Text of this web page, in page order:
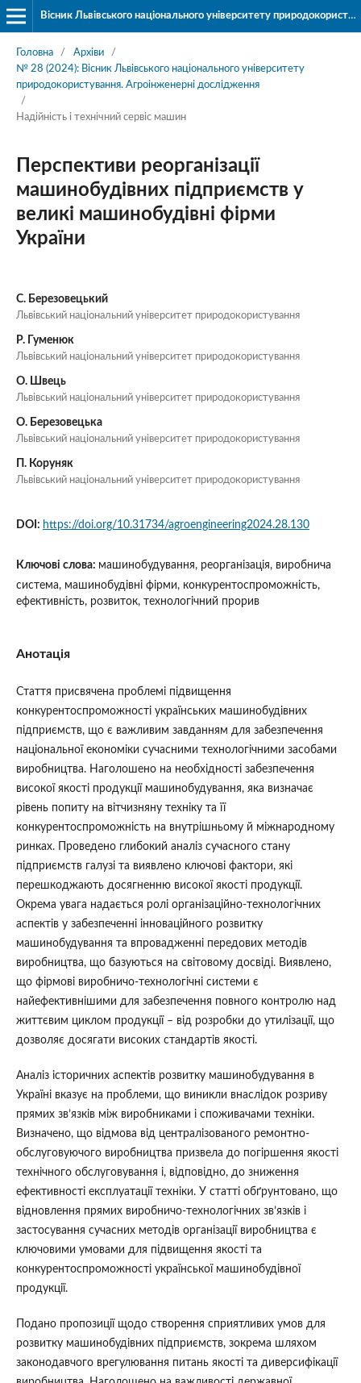
Вісник Львівського національного університету природокористування. Серія «Агроінженерні дослідження»
Головна / Архіви
/
№ 28 (2024): Вісник Львівського національного університету
природокористування. Агроінженерні дослідження
/
Надійність і технічний сервіс машин
Перспективи реорганізації
машинобудівних підприємств у
великі машинобудівні фірми
України
С. Березовецький
Львівський національний університет природокористування
Р. Гуменюк
Львівський національний університет природокористування
О. Швець
Львівський національний університет природокористування
О. Березовецька
Львівський національний університет природокористування
П. Коруняк
Львівський національний університет природокористування
DOI: https://doi.org/10.31734/agroengineering2024.28.130
Ключові слова: машинобудування, реорганізація, виробнича
система, машинобудівні фірми, конкурентоспроможність,
ефективність, розвиток, технологічний прорив
Анотація
Стаття присвячена проблемі підвищення
конкурентоспроможності українських машинобудівних
підприємств, що є важливим завданням для забезпечення
національної економіки сучасними технологічними засобами
виробництва. Наголошено на необхідності забезпечення
високої якості продукції машинобудування, яка визначає
рівень попиту на вітчизняну техніку та її
конкурентоспроможність на внутрішньому й міжнародному
ринках. Проведено глибокий аналіз сучасного стану
підприємств галузі та виявлено ключові фактори, які
перешкоджають досягненню високої якості продукції.
Окрема увага надається ролі організаційно-технологічних
аспектів у забезпеченні інноваційного розвитку
машинобудування та впровадженні передових методів
виробництва, що базуються на світовому досвіді. Виявлено,
що фірмові виробничо-технологічні системи є
найефективнішими для забезпечення повного контролю над
життєвим циклом продукції – від розробки до утилізації, що
дозволяє досягати високих стандартів якості.
Аналіз історичних аспектів розвитку машинобудування в
Україні вказує на проблеми, що виникли внаслідок розриву
прямих зв’язків між виробниками і споживачами техніки.
Визначено, що відмова від централізованого ремонтно-
обслуговуючого виробництва призвела до погіршення якості
технічного обслуговування і, відповідно, до зниження
ефективності експлуатації техніки. У статті обґрунтовано, що
відновлення прямих виробничо-технологічних зв’язків і
застосування сучасних методів організації виробництва є
ключовими умовами для підвищення якості та
конкурентоспроможності української машинобудівної
продукції.
Подано пропозиції щодо створення сприятливих умов для
розвитку машинобудівних підприємств, зокрема шляхом
законодавчого врегулювання питань якості та диверсифікації